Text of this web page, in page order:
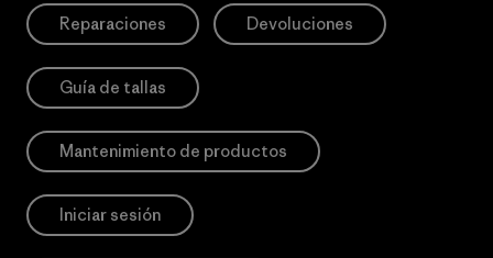
Reparaciones Devoluciones
Guía de tallas
Mantenimiento de productos
Iniciar sesión